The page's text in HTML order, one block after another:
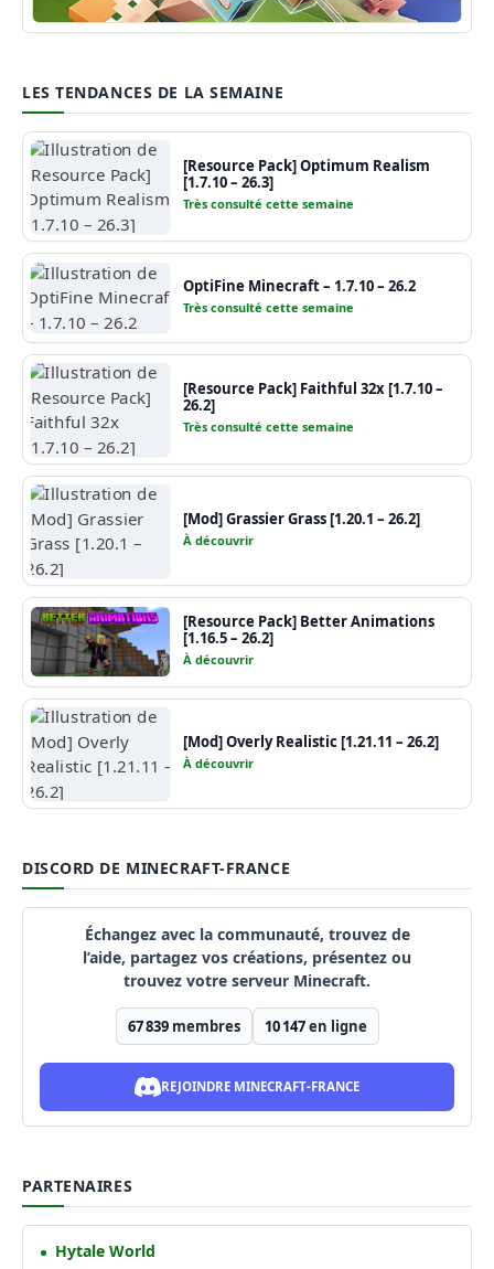
Guide Minecraft
LES TENDANCES DE LA SEMAINE
[Resource Pack] Optimum Realism
[1.7.10 – 26.3]
Très consulté cette semaine
OptiFine Minecraft – 1.7.10 – 26.2
Très consulté cette semaine
[Resource Pack] Faithful 32x [1.7.10 –
26.2]
Très consulté cette semaine
[Mod] Grassier Grass [1.20.1 – 26.2]
À découvrir
[Resource Pack] Better Animations
[1.16.5 – 26.2]
À découvrir
[Mod] Overly Realistic [1.21.11 – 26.2]
À découvrir
DISCORD DE MINECRAFT-FRANCE
Échangez avec la communauté, trouvez de
l’aide, partagez vos créations, présentez ou
trouvez votre serveur Minecraft.
67 839membres 10 147en ligne
REJOINDRE MINECRAFT-FRANCE
PARTENAIRES
Hytale World